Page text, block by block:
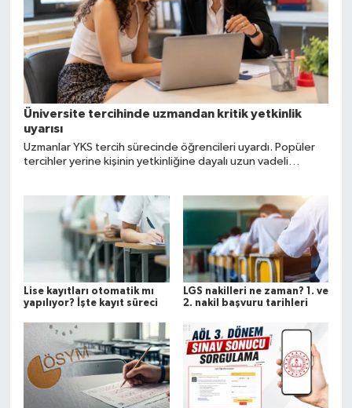
Üniversite tercihinde uzmandan kritik yetkinlik
uyarısı
Uzmanlar YKS tercih sürecinde öğrencileri uyardı. Popüler
tercihler yerine kişinin yetkinliğine dayalı uzun vadeli
Lise kayıtları otomatik mı
yapılıyor? İşte kayıt süreci
LGS nakilleri ne zaman? 1. ve
2. nakil başvuru tarihleri